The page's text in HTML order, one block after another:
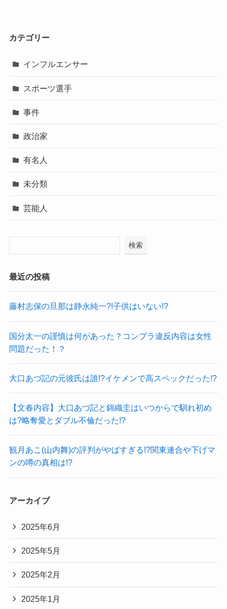
カテゴリー
インフルエンサー
スポーツ選手
事件
政治家
有名人
未分類
芸能人
検索
最近の投稿
藤村志保の旦那は静永純一?!子供はいない!?
国分太一の謹慎は何があった？コンプラ違反内容は女性
問題だった！？
大口あづ記の元彼氏は誰!?イケメンで高スペックだった!?
【文春内容】大口あづ記と錦織圭はいつからで馴れ初め
は?略奪愛とダブル不倫だった!?
観月あこ(山内舞)の評判がやばすぎる!?関東連合や下げマ
ンの噂の真相は!?
アーカイブ
2025年6月
2025年5月
2025年2月
2025年1月